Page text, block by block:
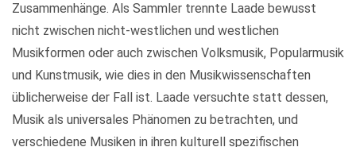
Zusammenhänge. Als Sammler trennte Laade bewusst
nicht zwischen nicht-westlichen und westlichen
Musikformen oder auch zwischen Volksmusik, Popularmusik
und Kunstmusik, wie dies in den Musikwissenschaften
üblicherweise der Fall ist. Laade versuchte statt dessen,
Musik als universales Phänomen zu betrachten, und
verschiedene Musiken in ihren kulturell spezifischen